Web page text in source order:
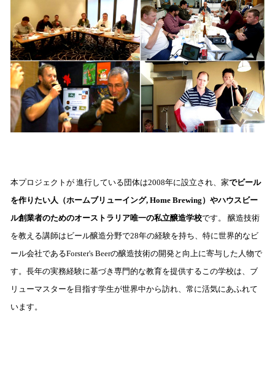
本プロジェクトが 進行している団体は2008年に設立され、家でビール
を作りたい人（ホームブリューイング, Home Brewing）やハウスビー
ル創業者のためのオーストラリア唯一の私立醸造学校です。 醸造技術
を教える講師はビール醸造分野で28年の経験を持ち、特に世界的なビ
ール会社であるForster's Beerの醸造技術の開発と向上に寄与した人物で
す。長年の実務経験に基づき専門的な教育を提供するこの学校は、ブ
リューマスターを目指す学生が世界中から訪れ、常に活気にあふれて
います。